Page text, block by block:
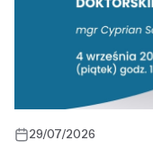
29/07/2026